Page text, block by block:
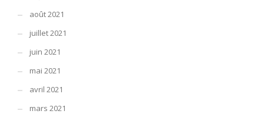
août 2021
juillet 2021
juin 2021
mai 2021
avril 2021
mars 2021